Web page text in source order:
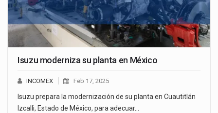
Isuzu moderniza su planta en México
INCOMEX Feb 17, 2025
Isuzu prepara la modernización de su planta en Cuautitlán
Izcalli, Estado de México, para adecuar…